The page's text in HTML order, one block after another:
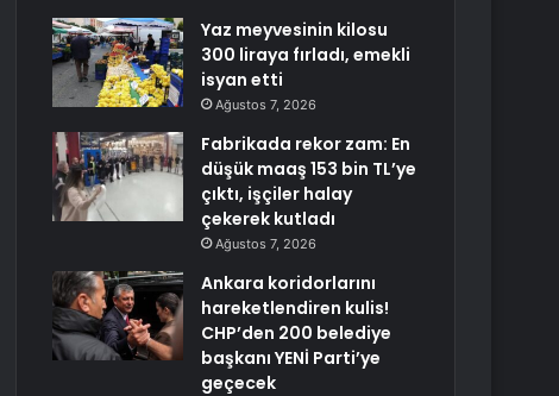
Yaz meyvesinin kilosu
300 liraya fırladı, emekli
isyan etti
Ağustos 7, 2026
Fabrikada rekor zam: En
düşük maaş 153 bin TL’ye
çıktı, işçiler halay
çekerek kutladı
Ağustos 7, 2026
Ankara koridorlarını
hareketlendiren kulis!
CHP’den 200 belediye
başkanı YENİ Parti’ye
geçecek